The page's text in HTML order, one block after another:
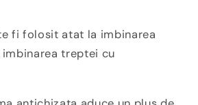
fi folosit atat la imbinarea
treptei cu